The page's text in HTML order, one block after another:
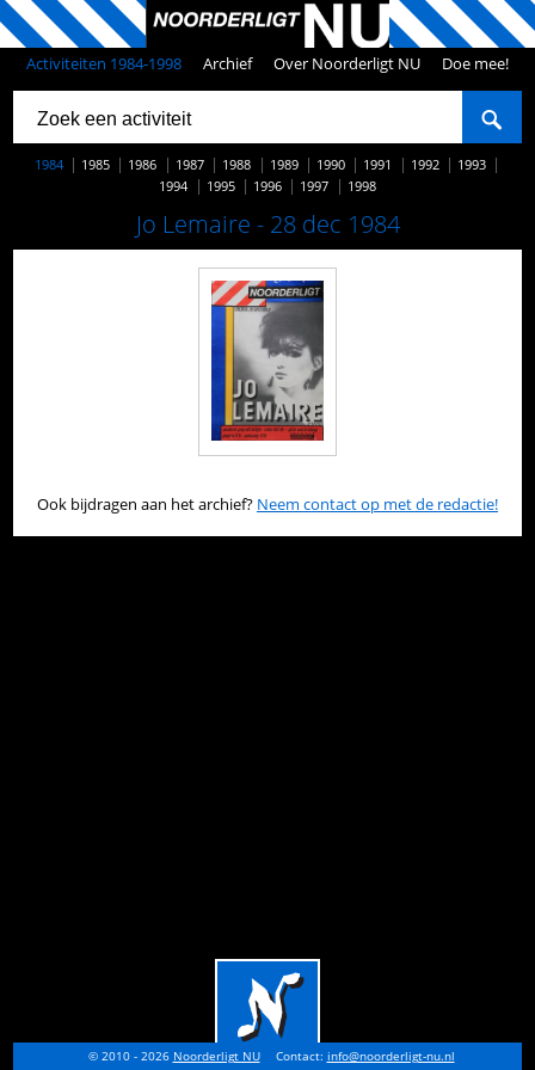
Activiteiten 1984-1998 Archief Over Noorderligt NU Doe mee!
1984 1985 1986 1987 1988 1989 1990 1991 1992
1993
1994
1995 1996 1997 1998
Jo Lemaire - 28 dec 1984
Ook bijdragen aan het archief? Neem contact op met de redactie!
© 2010 - 2026 Noorderligt NU Contact: info@noorderligt-nu.nl